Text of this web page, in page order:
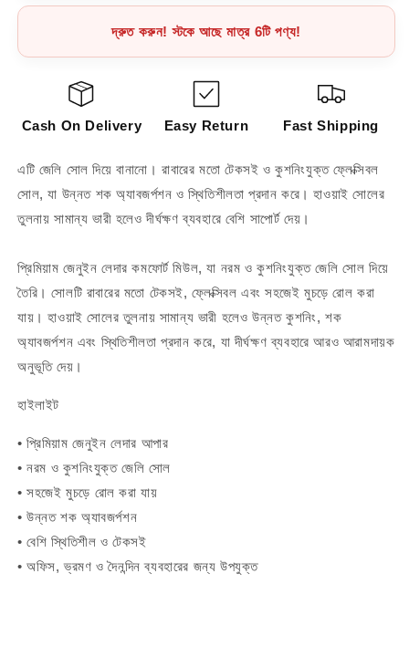
দ্রুত করুন! স্টকে আছে মাত্র 6টি পণ্য!
Cash On Delivery Easy Return Fast Shipping
এটি জেলি সোল দিয়ে বানানো। রাবারের মতো টেকসই ও কুশনিংযুক্ত ফ্লেক্সিবল
সোল, যা উন্নত শক অ্যাবজর্পশন ও স্থিতিশীলতা প্রদান করে। হাওয়াই সোলের
তুলনায় সামান্য ভারী হলেও দীর্ঘক্ষণ ব্যবহারে বেশি সাপোর্ট দেয়।
প্রিমিয়াম জেনুইন লেদার কমফোর্ট মিউল, যা নরম ও কুশনিংযুক্ত জেলি সোল দিয়ে
তৈরি। সোলটি রাবারের মতো টেকসই, ফ্লেক্সিবল এবং সহজেই মুচড়ে রোল করা
যায়। হাওয়াই সোলের তুলনায় সামান্য ভারী হলেও উন্নত কুশনিং, শক
অ্যাবজর্পশন এবং স্থিতিশীলতা প্রদান করে, যা দীর্ঘক্ষণ ব্যবহারে আরও আরামদায়ক
অনুভূতি দেয়।
হাইলাইট
• প্রিমিয়াম জেনুইন লেদার আপার
• নরম ও কুশনিংযুক্ত জেলি সোল
• সহজেই মুচড়ে রোল করা যায়
• উন্নত শক অ্যাবজর্পশন
• বেশি স্থিতিশীল ও টেকসই
• অফিস, ভ্রমণ ও দৈনন্দিন ব্যবহারের জন্য উপযুক্ত